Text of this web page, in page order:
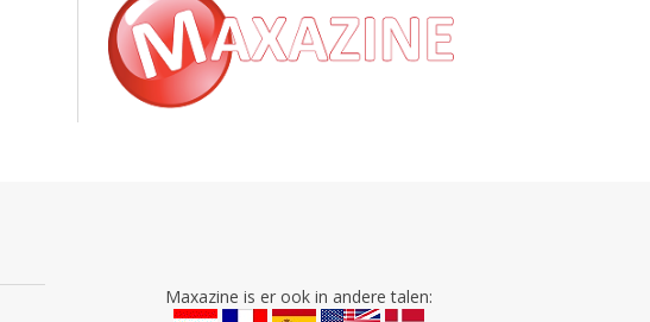
Maxazine is er ook in andere talen: